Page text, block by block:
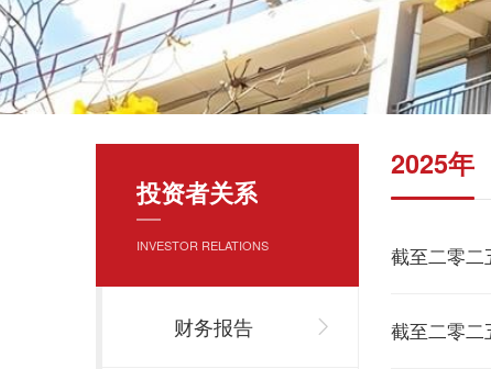
投资者关系
INVESTOR RELATIONS
财务报告
2025年
截至二零
截至二零